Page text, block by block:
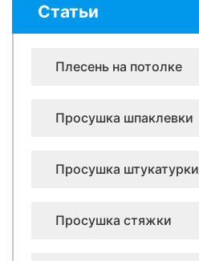
Статьи
Плесень на потолке
Просушка шпаклевки
Просушка штукатурки
Просушка стяжки